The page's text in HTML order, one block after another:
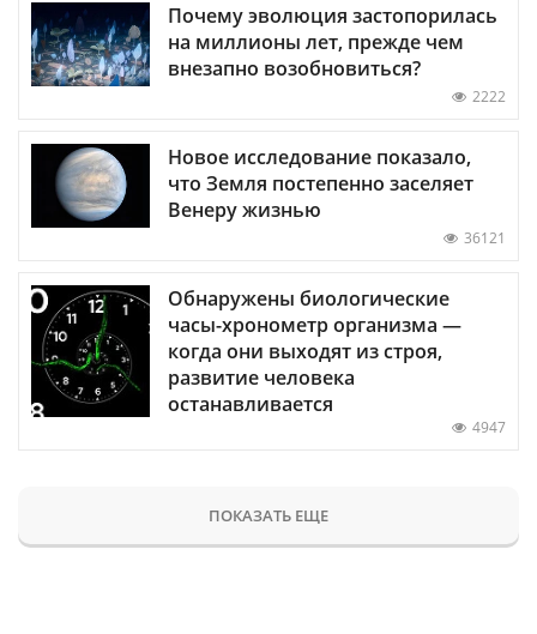
Почему эволюция застопорилась
на миллионы лет, прежде чем
внезапно возобновиться?
2222
Новое исследование показало,
что Земля постепенно заселяет
Венеру жизнью
36121
Обнаружены биологические
часы-хронометр организма —
когда они выходят из строя,
развитие человека
останавливается
4947
ПОКАЗАТЬ ЕЩЕ